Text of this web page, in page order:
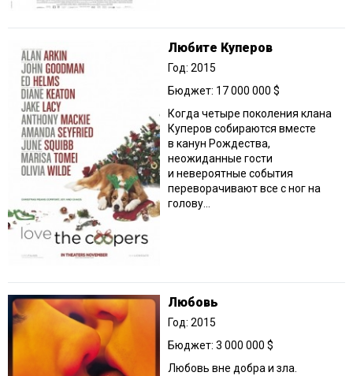
Любите Куперов
Год: 2015
Бюджет: 17 000 000 $
Когда четыре поколения клана
Куперов собираются вместе
в канун Рождества,
неожиданные гости
и невероятные события
переворачивают все с ног на
голову…
Любовь
Год: 2015
Бюджет: 3 000 000 $
Любовь вне добра и зла.